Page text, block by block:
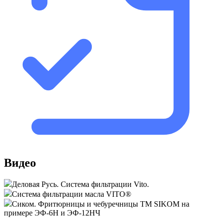
Видео
Деловая Русь. Система фильтрации Vito.
Система фильтрации масла VITO®
Сиком. Фритюрницы и чебуречницы ТМ SIKOM на
примере ЭФ-6Н и ЭФ-12НЧ